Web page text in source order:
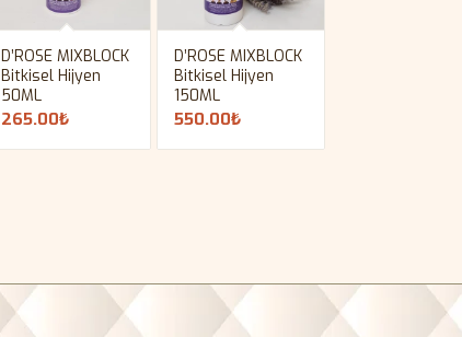
D’ROSE MIXBLOCK
Bitkisel Hijyen
50ML
265.00₺
D’ROSE MIXBLOCK
Bitkisel Hijyen
150ML
550.00₺